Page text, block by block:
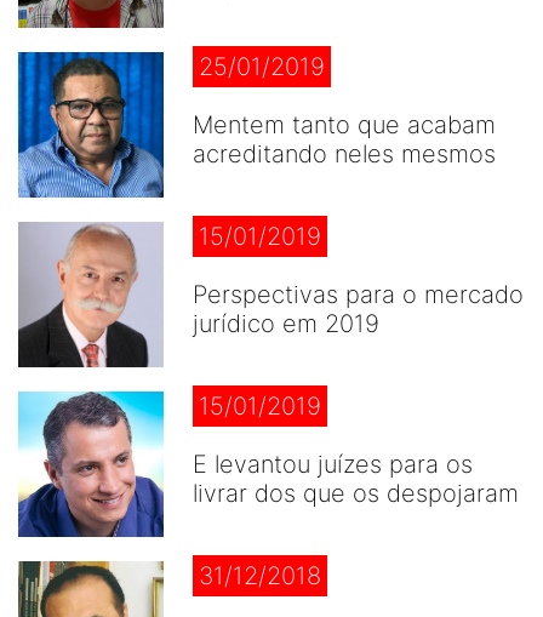
25/01/2019
Mentem tanto que acabam
acreditando neles mesmos
15/01/2019
Perspectivas para o mercado
jurídico em 2019
15/01/2019
E levantou juízes para os
livrar dos que os despojaram
31/12/2018